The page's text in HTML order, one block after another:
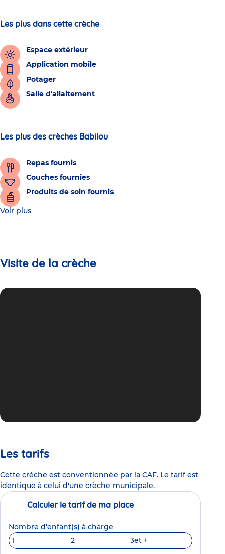
Les plus dans cette crèche
Espace extérieur
Application mobile
Potager
Salle d'allaitement
Les plus des crèches Babilou
Repas fournis
Couches fournies
Produits de soin fournis
Voir plus
Visite de la crèche
Les tarifs
Cette crèche est conventionnée par la CAF. Le tarif est
identique à celui d'une crèche municipale.
Calculer le tarif de ma place
Nombre d'enfant(s) à charge
1
2 3et +